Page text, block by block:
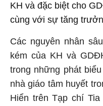
KH và đặc biệt cho
cùng với sự tăng
Các nguyên nhân
kém của KH và
trong những phát
nhà giáo tâm huyết
Hiển trên Tạp chí